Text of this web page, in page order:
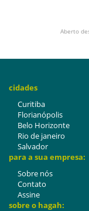
Aberto
cidades
Curitiba
Florianópolis
Belo Horizonte
Rio de janeiro
Salvador
para a sua empresa:
Sobre nós
Contato
Assine
sobre o hagah: